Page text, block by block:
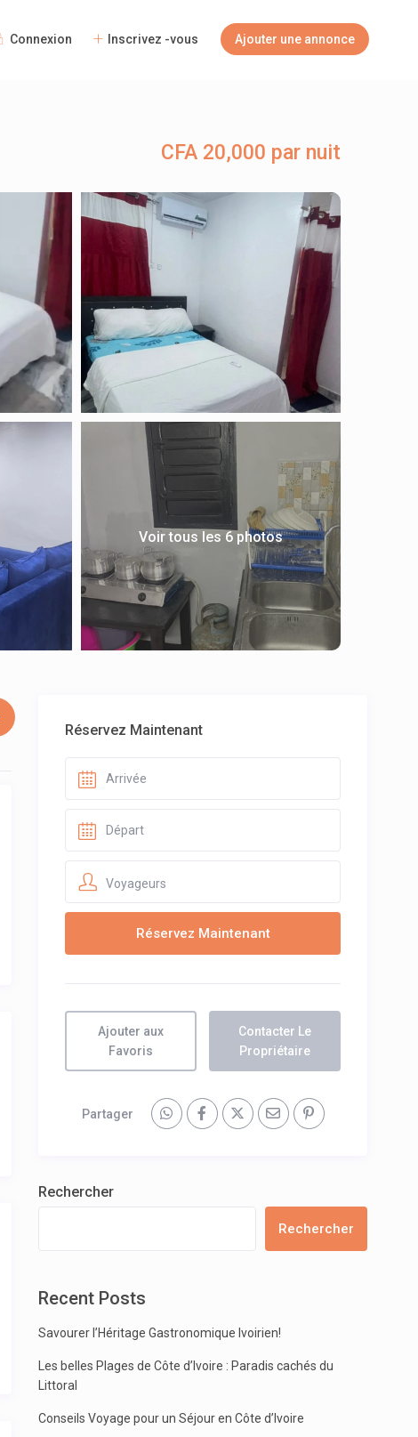
Connexion Inscrivez -vous Ajouter une annonce
CFA 20,000 par nuit
Voir tous les 6 photos
Réservez Maintenant
Voyageurs
Ajouter aux
Favoris
Contacter Le
Propriétaire
Partager
Rechercher
Rechercher
Recent Posts
Savourer l’Héritage Gastronomique Ivoirien!
Les belles Plages de Côte d’Ivoire : Paradis cachés du
Littoral
Conseils Voyage pour un Séjour en Côte d’Ivoire